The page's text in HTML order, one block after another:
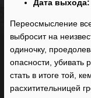
Дата выхода:
Переосмысление
выбросит на
одиночку,
опасности, убивать
стать в итоге той,
расхитительницей